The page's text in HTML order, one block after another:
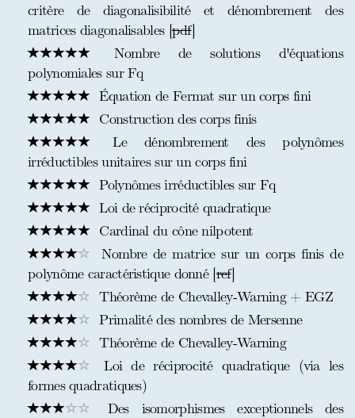
critère de diagonalisibilité et dénombrement des
matrices diagonalisables [pdf]
Nombre de solutions d'équations
polynomiales sur Fq
Équation de Fermat sur un corps fini
Construction des corps finis
Le dénombrement des polynômes
irréductibles unitaires sur un corps fini
Polynômes irréductibles sur Fq
Loi de réciprocité quadratique
Cardinal du cône nilpotent
Nombre de matrice sur un corps finis de
polynôme caractéristique donné [ref]
Théorème de Chevalley-Warning + EGZ
Primalité des nombres de Mersenne
Théorème de Chevalley-Warning
Loi de réciprocité quadratique (via les
formes quadratiques)
Des isomorphismes exceptionnels des